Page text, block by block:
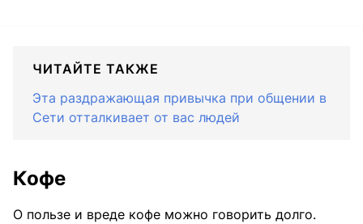
ЧИТАЙТЕ ТАКЖЕ
Эта раздражающая привычка при общении в
Сети отталкивает от вас людей
Кофе
О пользе и вреде кофе можно говорить долго.